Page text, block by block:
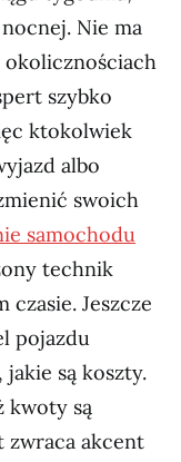
Nie ma
okolicznościach
szybko
ktokolwiek
albo
swoich
samochodu
technik
Jeszcze
pojazdu
są koszty.
kwoty są
zwraca akcent